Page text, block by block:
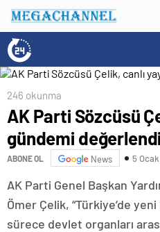
246 okunma
AK Parti Sözcüsü
gündemi
ABONE OL News 5
AK Parti Genel Başkan
Ömer Çelik, “Türkiye’de yeni
sürece devlet organları